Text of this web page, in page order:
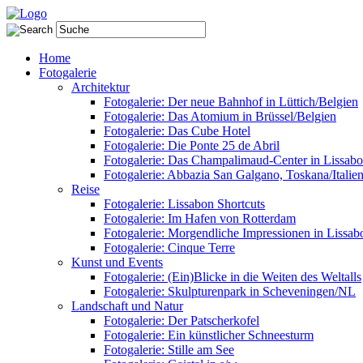
Home
Fotogalerie
Architektur
Fotogalerie: Der neue Bahnhof in Lüttich/Belgien
Fotogalerie: Das Atomium in Brüssel/Belgien
Fotogalerie: Das Cube Hotel
Fotogalerie: Die Ponte 25 de Abril
Fotogalerie: Das Champalimaud-Center in
Fotogalerie: Abbazia San Galgano, Toskana/Italien
Reise
Fotogalerie: Lissabon Shortcuts
Fotogalerie: Im Hafen von Rotterdam
Fotogalerie: Morgendliche Impressionen in
Fotogalerie: Cinque Terre
Kunst und Events
Fotogalerie: (Ein)Blicke in die Weiten des Weltalls
Fotogalerie: Skulpturenpark in Scheveningen/NL
Landschaft und Natur
Fotogalerie: Der Patscherkofel
Fotogalerie: Ein künstlicher Schneesturm
Fotogalerie: Stille am See